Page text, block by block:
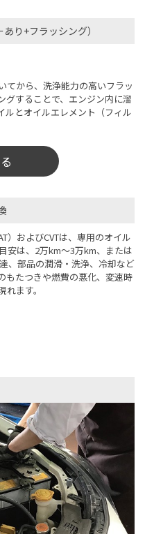
り+フラッシング）​
てから、洗浄能力の高いフラッ
グすることで、エンジン内に溜
ルとオイルエレメント（フィル
）およびCVTは、専用のオイル
安は、2万km～3万km、または
、部品の潤滑・洗浄、冷却など
もたつきや燃費の悪化、変速時
ます。